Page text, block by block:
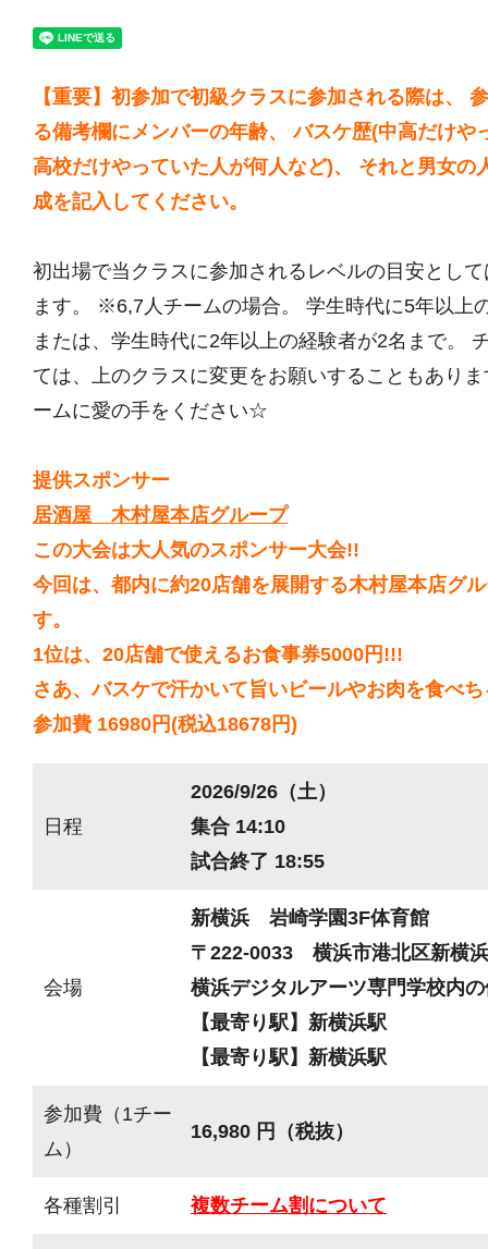
【重要】初参加で初級クラスに参加される際は、
る備考欄にメンバーの年齢、 バスケ歴(中高だけや
高校だけやっていた人が何人など)、 それと男女の
成を記入してください。
初出場で当クラスに参加されるレベルの目安とし
ます。 ※6,7人チームの場合。 学生時代に5年以上
または、学生時代に2年以上の経験者が2名まで。
ては、上のクラスに変更をお願いすることもあり
ームに愛の手をください☆
提供スポンサー
居酒屋 木村屋本店グループ
この大会は大人気のスポンサー大会!!
今回は、都内に約20店舗を展開する木村屋本店グ
す。
1位は、20店舗で使えるお食事券5000円!!!
さあ、バスケで汗かいて旨いビールやお肉を食べ
参加費 16980円(税込18678円)
日程
2026/9/26（土）
集合 14:10
試合終了 18:55
会場
新横浜 岩崎学園3F体育館
〒222-0033 横浜市港北区新横
横浜デジタルアーツ専門学校内
【最寄り駅】新横浜駅
【最寄り駅】新横浜駅
参加費（1チー
ム）
16,980 円（税抜）
各種割引 複数チーム割について